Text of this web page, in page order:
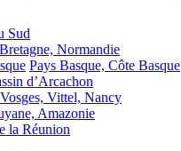
Sud
Bretagne, Normandie
Pays Basque, Côte Basque
d’Arcachon
Vosges, Vittel, Nancy
Amazonie
la Réunion